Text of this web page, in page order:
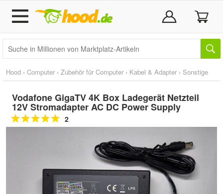
Hood › Computer › Zubehör für Computer › Kabel & Adapter › Sonstige
Vodafone GigaTV 4K Box Ladegerät Netzteil
12V Stromadapter AC DC Power Supply
2